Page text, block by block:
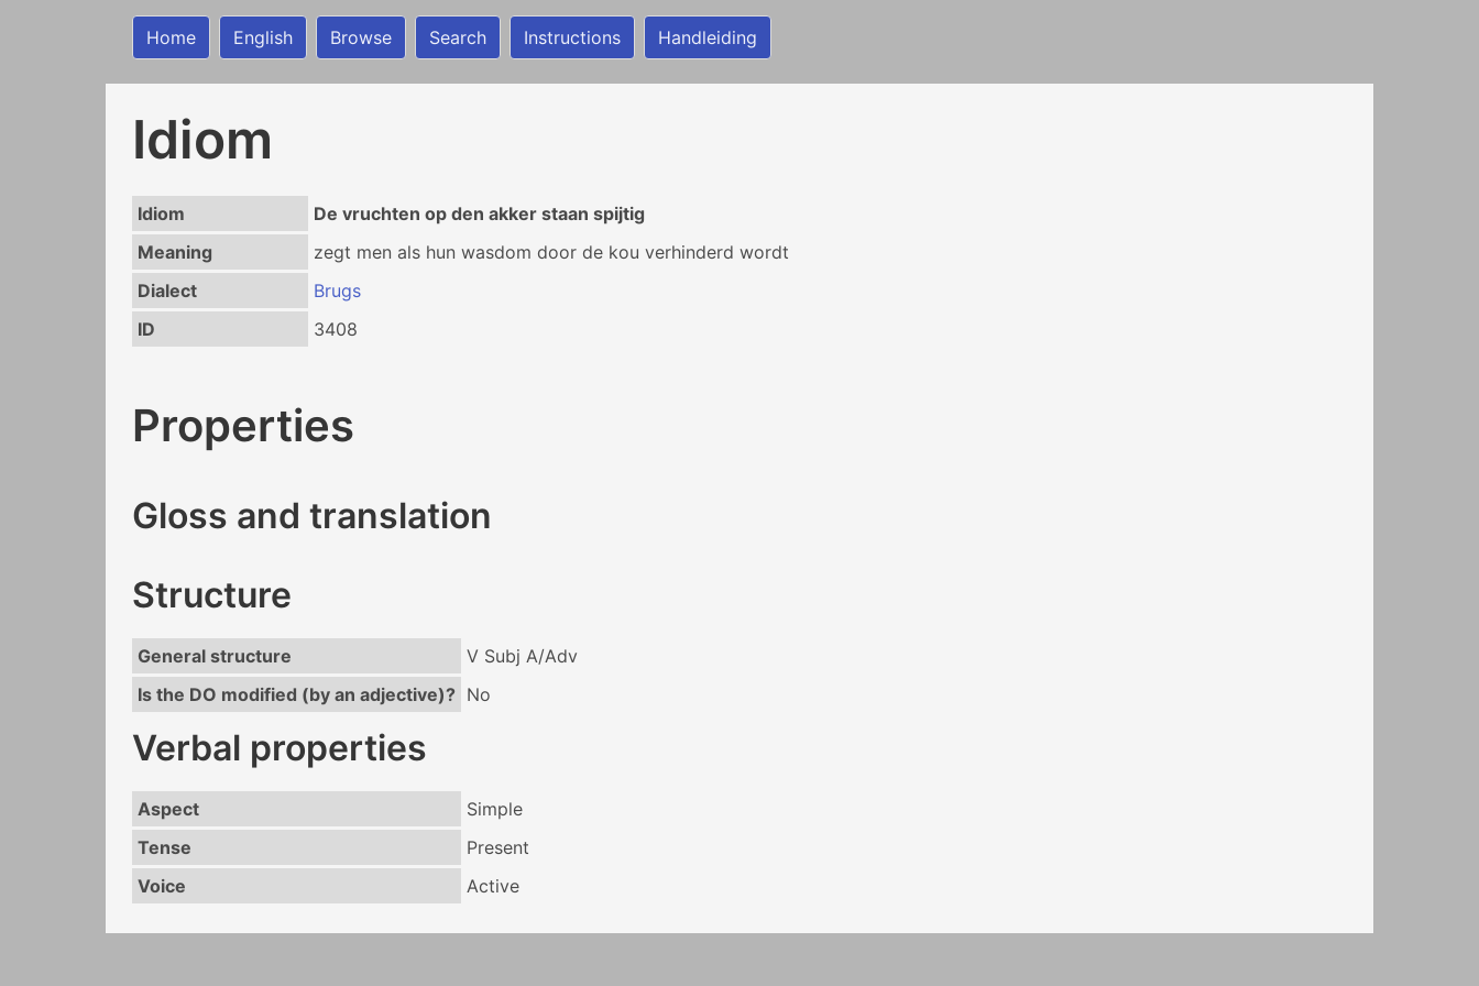
Home English Browse Search Instructions Handleiding
Idiom
Idiom
De vruchten op den akker staan spijtig
Meaning
zegt men als hun wasdom door de kou verhinderd wordt
Dialect
Brugs
ID
3408
Properties
Gloss and translation
Structure
General structure
V Subj A/Adv
Is the DO modified (by an adjective)? No
Verbal properties
Aspect
Simple
Tense
Present
Voice
Active